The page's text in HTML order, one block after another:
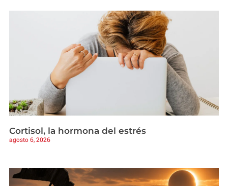
Cortisol, la hormona del estrés
agosto 6, 2026